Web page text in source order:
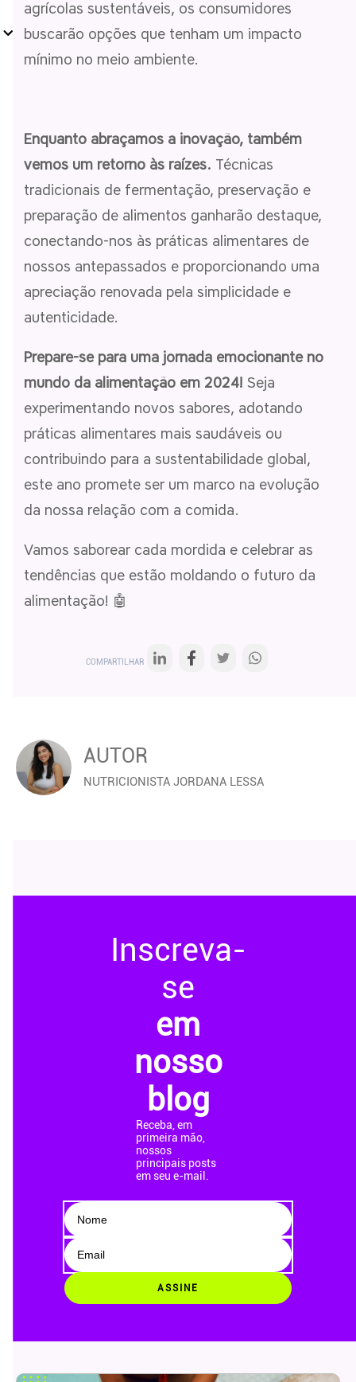
agrícolas sustentáveis, os consumidores
buscarão opções que tenham um impacto
mínimo no meio ambiente.
Enquanto abraçamos a inovação, também
vemos um retorno às raízes. Técnicas
tradicionais de fermentação, preservação e
preparação de alimentos ganharão destaque,
conectando-nos às práticas alimentares de
nossos antepassados e proporcionando uma
apreciação renovada pela simplicidade e
autenticidade.
Prepare-se para uma jornada emocionante no
mundo da alimentação em 2024! Seja
experimentando novos sabores, adotando
práticas alimentares mais saudáveis ou
contribuindo para a sustentabilidade global,
este ano promete ser um marco na evolução
da nossa relação com a comida.
Vamos saborear cada mordida e celebrar as
tendências que estão moldando o futuro da
alimentação! 🤖
COMPARTILHAR
AUTOR
NUTRICIONISTA JORDANA LESSA
Inscreva-
se
em
nosso
blog
Receba, em
primeira mão,
nossos
principais posts
em seu e-mail.
ASSINE